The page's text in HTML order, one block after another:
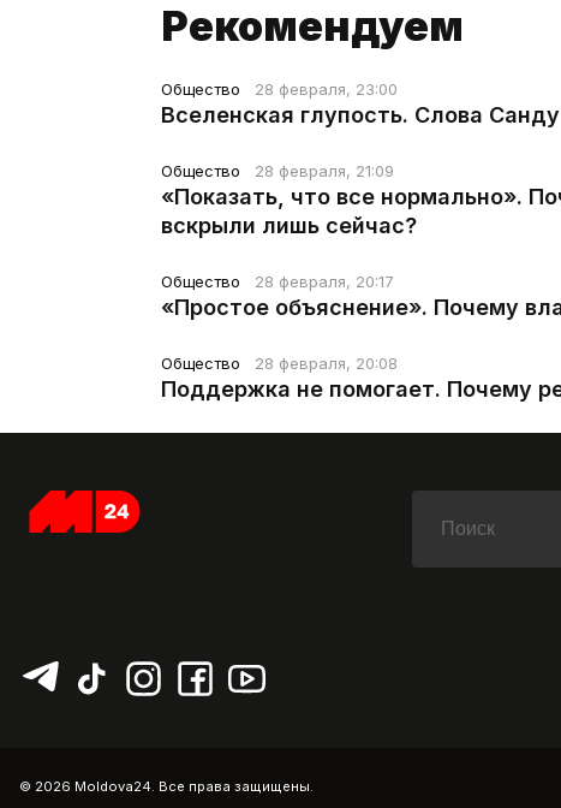
Рекомендуем
Общество 28 февраля, 23:00
Вселенская глупость. Слова
Общество 28 февраля, 21:09
«Показать, что все нормально».
вскрыли лишь сейчас?
Общество 28 февраля, 20:17
«Простое объяснение». Почему
Общество 28 февраля, 20:08
Поддержка не помогает. Почему
© 2026 Moldova24. Все права защищены.